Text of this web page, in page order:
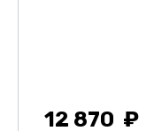
12 870